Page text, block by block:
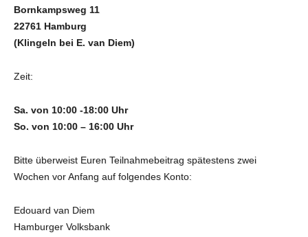
Bornkampsweg 11
22761 Hamburg
(Klingeln bei E. van Diem)
Zeit:
Sa. von 10:00 -18:00 Uhr
So. von 10:00 – 16:00 Uhr
Bitte überweist Euren Teilnahmebeitrag spätestens zwei
Wochen vor Anfang auf folgendes Konto:
Edouard van Diem
Hamburger Volksbank